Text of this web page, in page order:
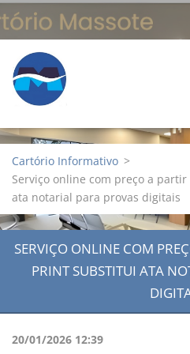
Cartório Informativo >
Serviço online com preço a
ata notarial para provas digitais
SERVIÇO ONLINE COM
PRINT SUBSTITUI ATA
20/01/2026 12:39